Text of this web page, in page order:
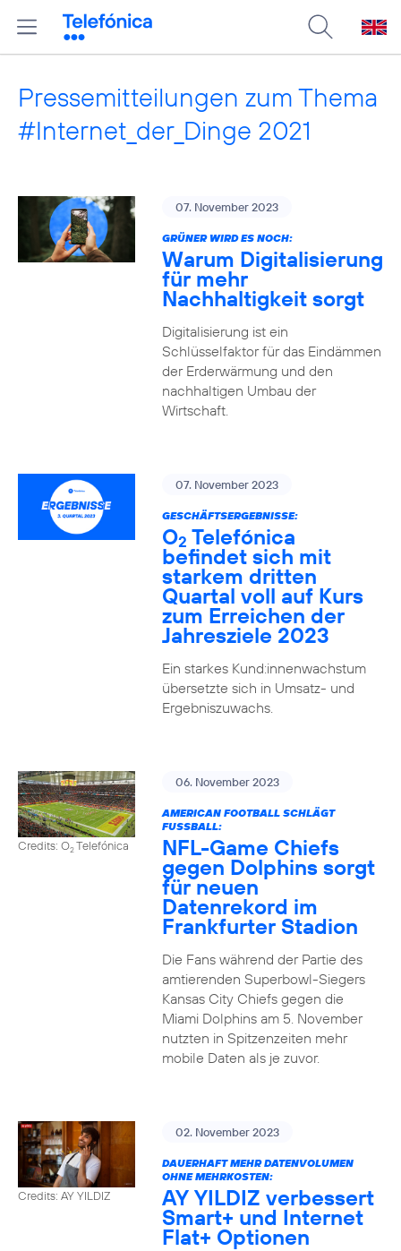
Pressemitteilungen zum Thema
#Internet_der_Dinge 2021
07. November 2023
GRÜNER WIRD ES NOCH:
Warum Digitalisierung
für mehr
Nachhaltigkeit sorgt
Digitalisierung ist ein
Schlüsselfaktor für das Eindämmen
der Erderwärmung und den
nachhaltigen Umbau der
Wirtschaft.
07. November 2023
GESCHÄFTSERGEBNISSE:
O2 Telefónica
befindet sich mit
starkem dritten
Quartal voll auf Kurs
zum Erreichen der
Jahresziele 2023
Ein starkes Kund:innenwachstum
übersetzte sich in Umsatz- und
Ergebniszuwachs.
Credits: O2Telefónica
06. November 2023
AMERICAN FOOTBALL SCHLÄGT
FUSSBALL:
NFL-Game Chiefs
gegen Dolphins sorgt
für neuen
Datenrekord im
Frankfurter Stadion
Die Fans während der Partie des
amtierenden Superbowl-Siegers
Kansas City Chiefs gegen die
Miami Dolphins am 5. November
nutzten in Spitzenzeiten mehr
mobile Daten als je zuvor.
Credits: AY YILDIZ
02. November 2023
DAUERHAFT MEHR DATENVOLUMEN
OHNE MEHRKOSTEN:
AY YILDIZ verbessert
Smart+ und Internet
Flat+ Optionen